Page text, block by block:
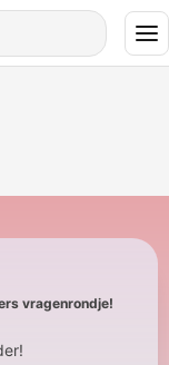
vragenrondje!